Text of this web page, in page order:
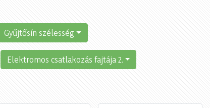
Gyűjtősín szélesség
Elektromos csatlakozás fajtája 2.